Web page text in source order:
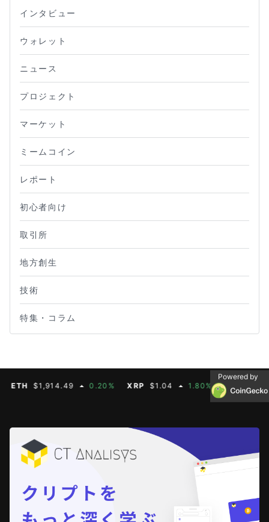
インタビュー
ウォレット
ニュース
プロジェクト
マーケット
ミームコイン
レポート
初心者向け
取引所
地方創生
技術
特集・コラム
ETH $1,914.49 0.20% XRP $1.04 1.80% BNB
Powered by